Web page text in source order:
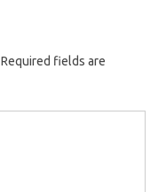
Required fields are